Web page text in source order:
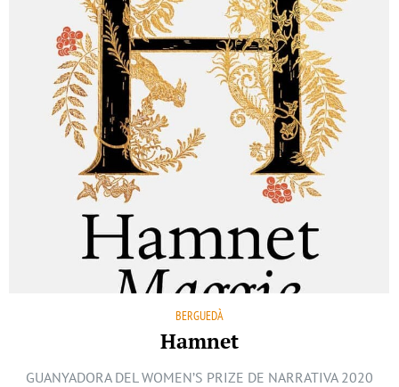
BERGUEDÀ
Hamnet
GUANYADORA DEL WOMEN’S PRIZE DE NARRATIVA 2020